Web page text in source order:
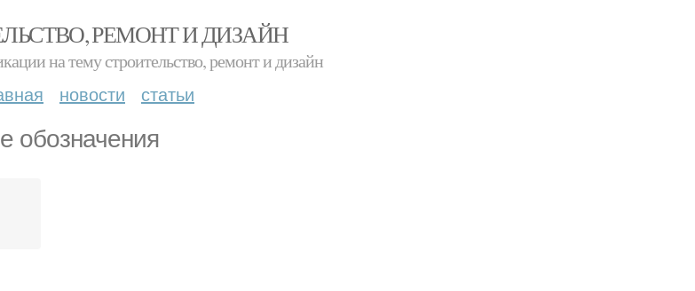
РЕМОНТ И ДИЗАЙН
на тему строительство, ремонт и дизайн
новости статьи
обозначения